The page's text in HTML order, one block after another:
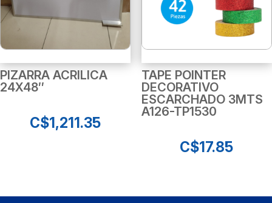
PIZARRA ACRILICA
24X48″
C$1,211.35
TAPE POINTER
DECORATIVO
ESCARCHADO 3MTS
A126-TP1530
C$17.85